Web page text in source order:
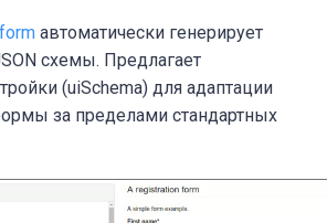
автоматически генерирует
схемы. Предлагает
(uiSchema) для адаптации
за пределами стандартных